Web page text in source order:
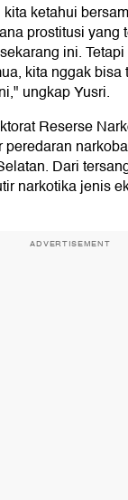
ketahui
prostitusi yang
ini.
kita nggak
ungkap Yusri.
Reserse
Dari
narkotika jenis
ADVERTISEMENT